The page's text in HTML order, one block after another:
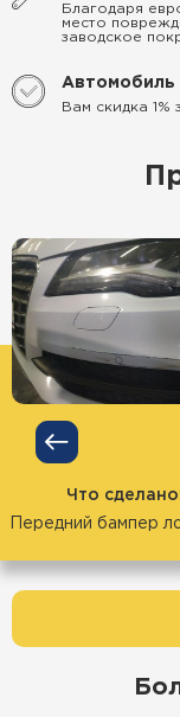
Благодаря
место
заводское
Автомобиль
Вам скидка
Что
Передний бампер